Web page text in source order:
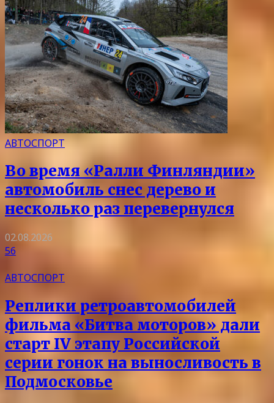
АВТОСПОРТ
Во время «Ралли Финляндии»
автомобиль снес дерево и
несколько раз перевернулся
02.08.2026
56
АВТОСПОРТ
Реплики ретроавтомобилей
фильма «Битва моторов» дали
старт IV этапу Российской
серии гонок на выносливость в
Подмосковье